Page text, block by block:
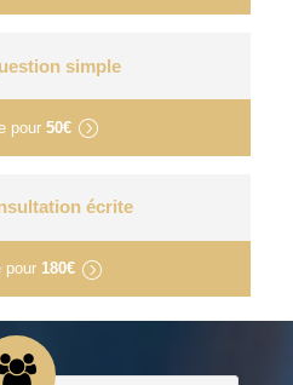
simple
pour 50€
écrite
pour 180€